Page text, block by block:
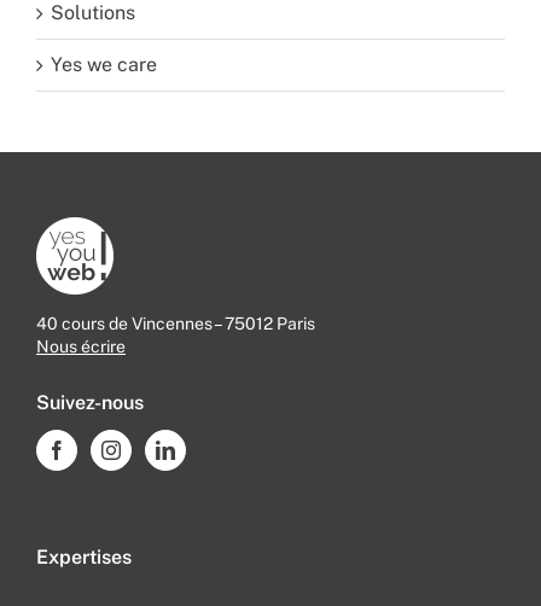
Solutions
Yes we care
40 cours de Vincennes – 75012 Paris
Nous écrire
Suivez-nous
Expertises